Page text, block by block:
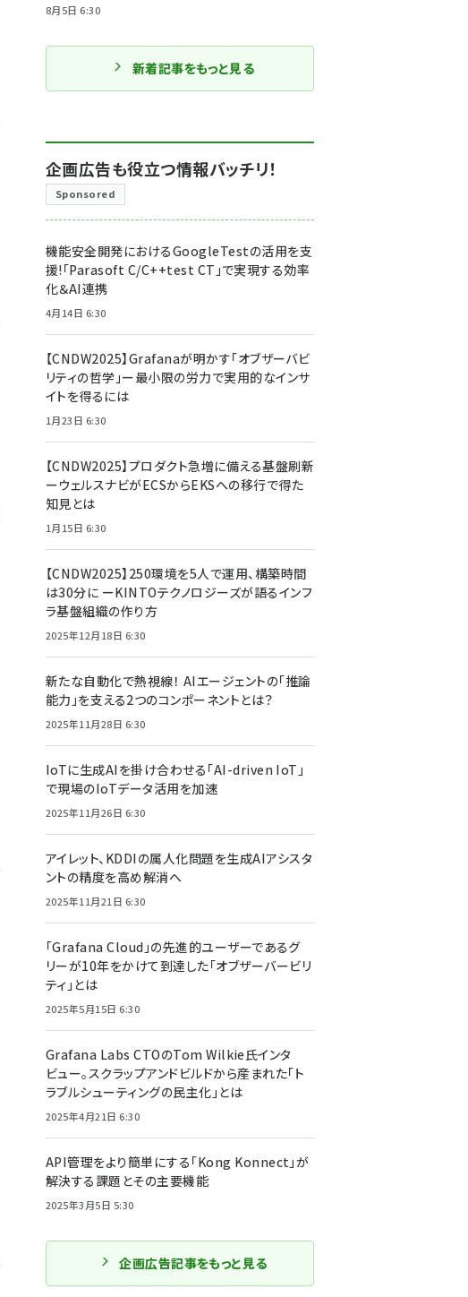
8月5日 6:30
新着記事をもっと見る
企画広告も役立つ情報バッチリ！
Sponsored
機能安全開発におけるGoogleTestの活用を支
援!「Parasoft C/C++test CT」で実現する効率
化＆AI連携
4月14日 6:30
【CNDW2025】Grafanaが明かす「オブザーバビ
リティの哲学」ー最小限の労力で実用的なインサ
イトを得るには
1月23日 6:30
【CNDW2025】プロダクト急増に備える基盤刷新
ーウェルスナビがECSからEKSへの移行で得た
知見とは
1月15日 6:30
【CNDW2025】250環境を5人で運用、構築時間
は30分に ーKINTOテクノロジーズが語るインフ
ラ基盤組織の作り方
2025年12月18日 6:30
新たな自動化で熱視線！ AIエージェントの「推論
能力」を支える2つのコンポーネントとは？
2025年11月28日 6:30
IoTに生成AIを掛け合わせる「AI-driven IoT」
で現場のIoTデータ活用を加速
2025年11月26日 6:30
アイレット、KDDIの属人化問題を生成AIアシスタ
ントの精度を高め解消へ
2025年11月21日 6:30
「Grafana Cloud」の先進的ユーザーであるグ
リーが10年をかけて到達した「オブザーバービリ
ティ」とは
2025年5月15日 6:30
Grafana Labs CTOのTom Wilkie氏インタ
ビュー。スクラップアンドビルドから産まれた「ト
ラブルシューティングの民主化」とは
2025年4月21日 6:30
API管理をより簡単にする「Kong Konnect」が
解決する課題とその主要機能
2025年3月5日 5:30
企画広告記事をもっと見る